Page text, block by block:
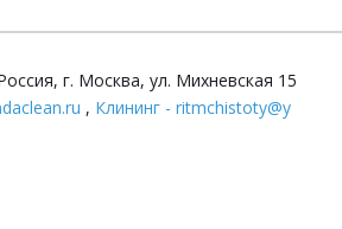
, г. Москва, ул. Михневская 15
, Клининг - ritmchistoty@y